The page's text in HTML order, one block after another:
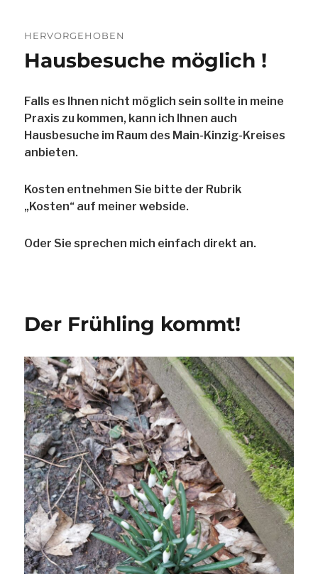
Neueste
Beiträge
HERVORGEHOBEN
Hausbesuche möglich !
Falls es Ihnen nicht möglich sein sollte in meine
Praxis zu kommen, kann ich Ihnen auch
Hausbesuche im Raum des Main-Kinzig-Kreises
anbieten.
Kosten entnehmen Sie bitte der Rubrik
„Kosten“ auf meiner webside.
Oder Sie sprechen mich einfach direkt an.
Der Frühling kommt!